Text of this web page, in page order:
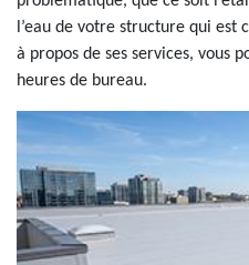
l’eau de votre structure qui est
à propos de ses services, vous
heures de bureau.